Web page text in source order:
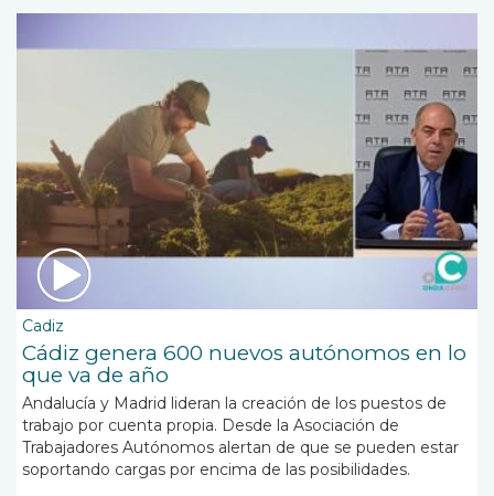
Cadiz
Cádiz genera 600 nuevos autónomos en lo
que va de año
Andalucía y Madrid lideran la creación de los puestos de
trabajo por cuenta propia. Desde la Asociación de
Trabajadores Autónomos alertan de que se pueden estar
soportando cargas por encima de las posibilidades.